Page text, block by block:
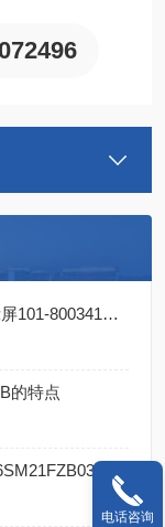
荷兰ProcentecAtlas2 Plus OLED显示屏101-800341功能
的特点
电话咨询